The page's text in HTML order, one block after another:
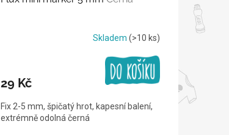
Skladem (>10 ks)
29 Kč
Fix 2-5 mm, špičatý hrot, kapesní balení,
extrémně odolná černá